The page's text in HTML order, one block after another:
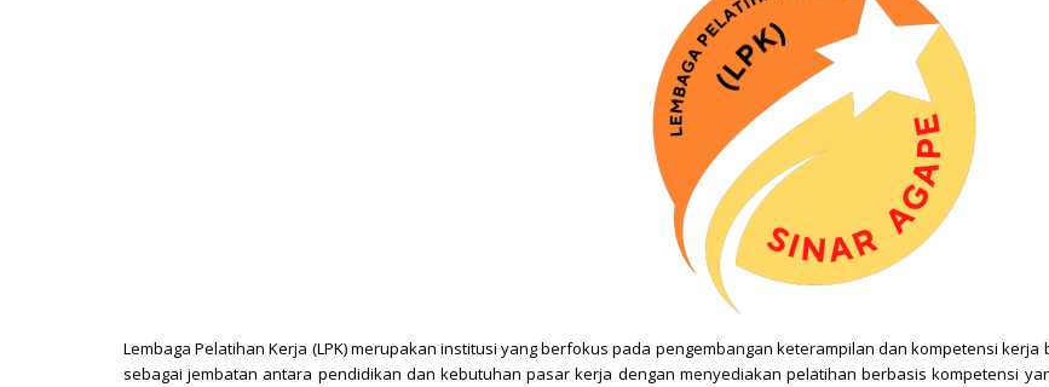
Lembaga Pelatihan Kerja (LPK) merupakan institusi yang berfokus pada pengembangan keterampilan dan kompetensi
sebagai jembatan antara pendidikan dan kebutuhan pasar kerja dengan menyediakan pelatihan berbasis kompetensi